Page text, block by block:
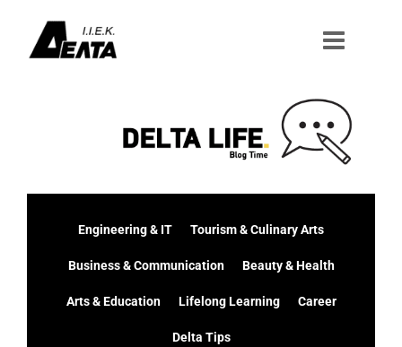
περιεχόμενο
Engineering & IT Tourism & Culinary Arts
Business & Communication Beauty & Health
Arts & Education Lifelong Learning Career
Delta Tips